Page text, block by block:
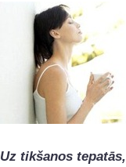
Uz tikšanos tepatās,